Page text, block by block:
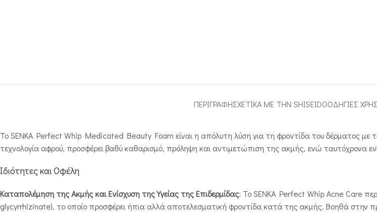
ΠΕΡΙΓΡΑΦΉΣΧΕΤΙΚΑ ΜΕ ΤΗΝ SHISEIDOΟΔΗΓΙΕΣ
Το SENKA Perfect Whip Medicated Beauty Foam είναι η απόλυτη λύση για τη φροντίδα του δέρματος με
τεχνολογία αφρού, προσφέρει βαθύ καθαρισμό, πρόληψη και αντιμετώπιση της ακμής, ενώ ταυτόχρονα
Ιδιότητες και Οφέλη
Καταπολέμηση της Ακμής και Ενίσχυση της Υγείας της Επιδερμίδας: Το SENKA Perfect Whip Acne Care
glycyrrhizinate), το οποίο προσφέρει ήπια αλλά αποτελεσματική φροντίδα κατά της ακμής. Βοηθά στην